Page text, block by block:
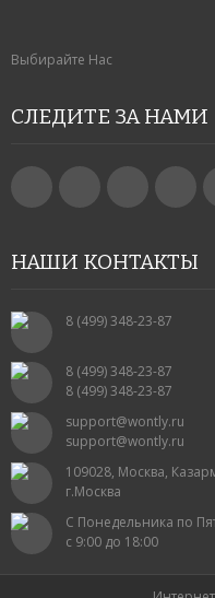
НАДУВНЫЕ МАТРАСЫ
ГАДЖЕТЫ
ДЕТСКИЕ ЧАСЫ С GPS
POWER BANK (ПОВЕР
МИНИ КАМЕРЫ
АКСЕССУАРЫ ДЛЯ
ПОРТАТИВНЫЕ
НАУШНИКИ
ТВ ПРИСТАВКИ
Выбирайте Нас
СЛЕДИТЕ ЗА НАМИ
НАШИ КОНТАКТЫ
8 (499) 348-23-87
8 (499) 348-23-87
8 (499) 348-23-87
support@wontly.ru
support@wontly.ru
109028, Москва,
г.Москва
С Понедельника по
с 9:00 до 18:00